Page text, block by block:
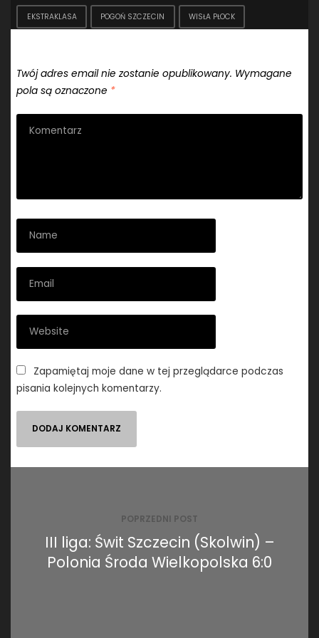
EKSTRAKLASA POGOŃ SZCZECIN WISŁA PŁOCK
Twój adres email nie zostanie opublikowany. Wymagane
pola są oznaczone *
Zapamiętaj moje dane w tej przeglądarce podczas
pisania kolejnych komentarzy.
POPRZEDNI POST
III liga: Świt Szczecin (Skolwin) –
Polonia Środa Wielkopolska 6:0